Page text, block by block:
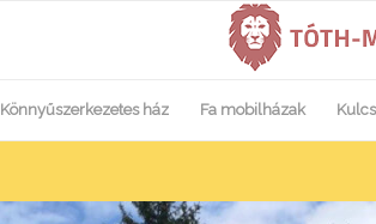
Könnyűszerkezetes ház Fa mobilházak